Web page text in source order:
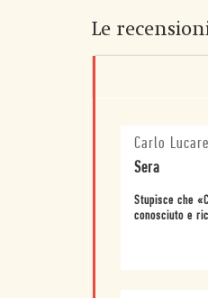
Le
Carlo
Sera
Stupisce che
conosciuto e